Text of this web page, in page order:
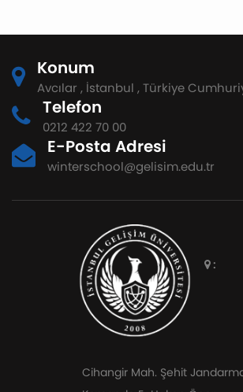
Konum
Avcılar , İstanbul , Türkiye
Telefon
0212 422 70 00
E-Posta Adresi
winterschool@gelisim.edu.tr
:
Cihangir Mah. Şehit